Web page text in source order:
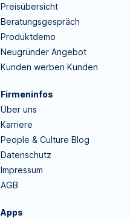
Preisübersicht
Beratungsgespräch
Produktdemo
Neugründer Angebot
Kunden werben Kunden
Firmeninfos
Über uns
Karriere
People & Culture Blog
Datenschutz
Impressum
AGB
Apps